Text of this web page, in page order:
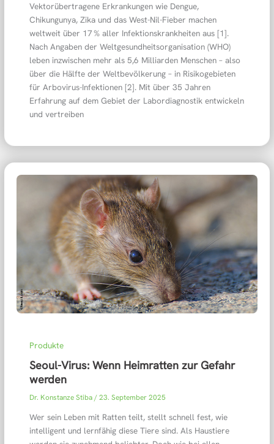
Vektorübertragene Erkrankungen wie Dengue,
Chikungunya, Zika und das West-Nil-Fieber machen
weltweit über 17 % aller Infektionskrankheiten aus [1].
Nach Angaben der Weltgesundheitsorganisation (WHO)
leben inzwischen mehr als 5,6 Milliarden Menschen – also
über die Hälfte der Weltbevölkerung – in Risikogebieten
für Arbovirus-Infektionen [2]. Mit über 35 Jahren
Erfahrung auf dem Gebiet der Labordiagnostik entwickeln
und vertreiben
Produkte
Seoul-Virus: Wenn Heimratten zur Gefahr
werden
Dr. Konstanze Stiba/23. September 2025
Wer sein Leben mit Ratten teilt, stellt schnell fest, wie
intelligent und lernfähig diese Tiere sind. Als Haustiere